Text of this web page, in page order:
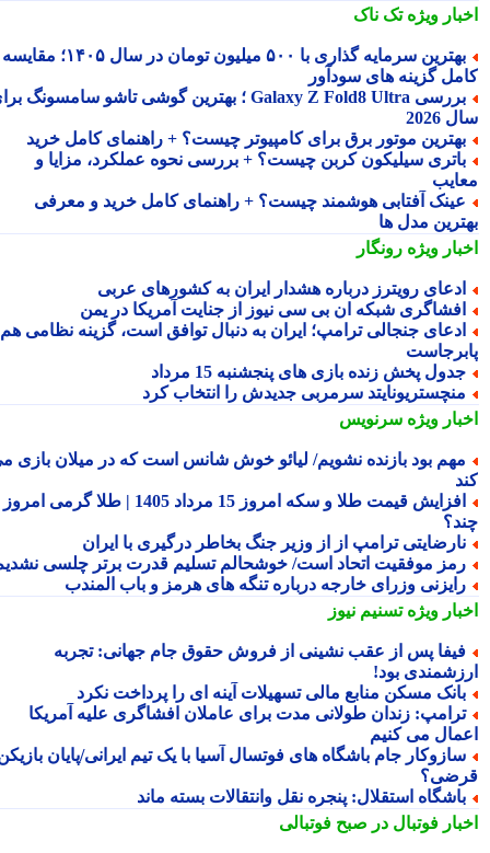
ویژهتک ناک
بهترین سرمایه گذاری با ۵۰۰ میلیون تومان در سال ۱۴۰۵؛ مقایسه
گزینه های سودآور
بررسی Galaxy Z Fold8 Ultra ؛ بهترین گوشی تاشو سامسونگ برای
2026
موتور برق برای کامپیوتر چیست؟ + راهنمای کامل خرید
سیلیکون کربن چیست؟ + بررسی نحوه عملکرد، مزایا و
آفتابی هوشمند چیست؟ + راهنمای کامل خرید و معرفی
مدل ها
ویژهرونگار
رویترز درباره هشدار ایران به کشورهای عربی
شبکه ان بی سی نیوز از جنایت آمریکا در یمن
جنجالی ترامپ؛ ایران به دنبال توافق است، گزینه نظامی هم
پخش زنده بازی های پنجشنبه 15 مرداد
سرمربی جدیدش را انتخاب کرد
ویژهسرنویس
بود بازنده نشویم/ لیائو خوش شانس است که در میلان بازی می
افزایش قیمت طلا و سکه امروز 15 مرداد 1405 | طلا گرمی امروز
ترامپ از از وزیر جنگ بخاطر درگیری با ایران
موفقیت اتحاد است/ خوشحالم تسلیم قدرت برتر چلسی نشدیم!
وزرای خارجه درباره تنگه های هرمز و باب المندب
ویژهتسنیم نیوز
پس از عقب نشینی از فروش حقوق جام جهانی: تجربه
بود!
مسکن منابع مالی تسهیلات آینه ای را پرداخت نکرد
زندان طولانی مدت برای عاملان افشاگری علیه آمریکا
می کنیم
جام باشگاه های فوتسال آسیا با یک تیم ایرانی/پایان بازیکن
استقلال: پنجره نقل وانتقالات بسته ماند
فوتبال در صبح فوتبالی